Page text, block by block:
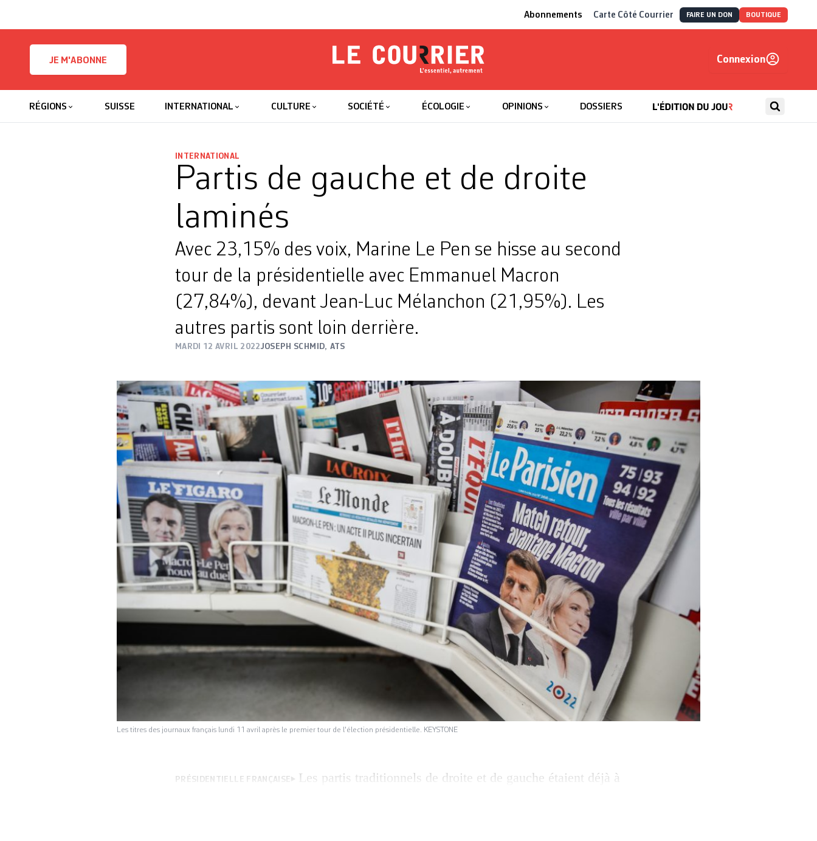
Abonnements Carte Côté Courrier FAIRE UN DON BOUTIQUE
JE M'ABONNE
Le Courrier
Connexion
RÉGIONS SUISSE INTERNATIONAL CULTURE SOCIÉTÉ ÉCOLOGIE OPINIONS DOSSIERS
INTERNATIONAL
Partis de gauche et de droite
laminés
Avec 23,15% des voix, Marine Le Pen se hisse au second
tour de la présidentielle avec Emmanuel Macron
(27,84%), devant Jean-Luc Mélanchon (21,95%). Les
autres partis sont loin derrière.
MARDI 12 AVRIL 2022JOSEPH SCHMID, ATS
Les titres des journaux français lundi 11 avril après le premier tour de l'élection présidentielle. KEYSTONE
PRÉSIDENTIELLE FRANÇAISE
Les partis traditionnels de droite et de gauche étaient déjà à